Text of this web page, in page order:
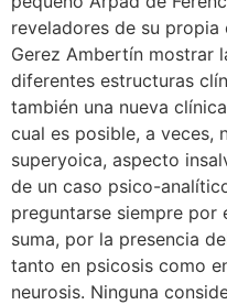
reveladores de su
Gerez Ambertín mostrar
diferentes estructuras
también una nueva
cual es posible, a veces,
superyoica, aspecto
de un caso psico-
preguntarse siempre por
suma, por la presencia
tanto en psicosis como
neurosis. Ninguna